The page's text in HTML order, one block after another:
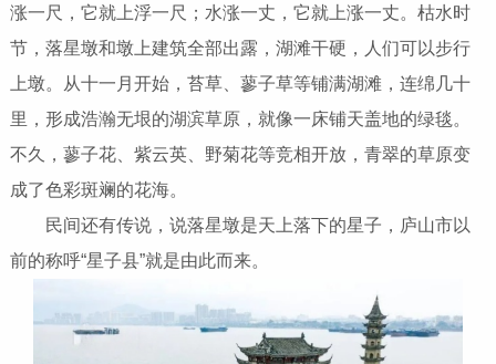
涨一尺，它就上浮一尺；水涨一丈，它就上涨一丈。枯水时
节，落星墩和墩上建筑全部出露，湖滩干硬，人们可以步行
上墩。从十一月开始，苔草、蓼子草等铺满湖滩，连绵几十
里，形成浩瀚无垠的湖滨草原，就像一床铺天盖地的绿毯。
不久，蓼子花、紫云英、野菊花等竞相开放，青翠的草原变
成了色彩斑斓的花海。
民间还有传说，说落星墩是天上落下的星子，庐山市以
前的称呼“星子县”就是由此而来。